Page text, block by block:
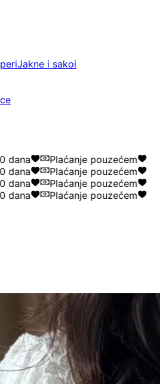
Jakne i sakoi
Plaćanje pouzećem
Plaćanje pouzećem
Plaćanje pouzećem
Plaćanje pouzećem